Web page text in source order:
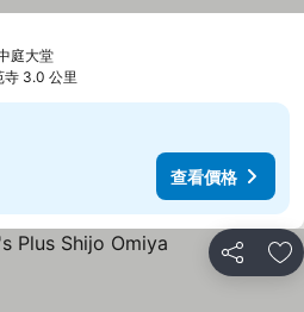
庭大堂查看價格
寺 3.0 公里
查看價格
分享 放